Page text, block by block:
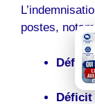
postes,
Déficit